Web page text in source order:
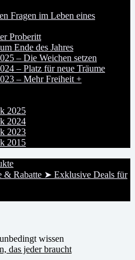
Fragen im Leben eines
Proberitt
Ende des Jahres
– Die Weichen setzen
– Platz für neue Träume
– Mehr Freiheit +
2025
2024
2023
2015
& Rabatte ➤ Exklusive Deals für
das jeder braucht